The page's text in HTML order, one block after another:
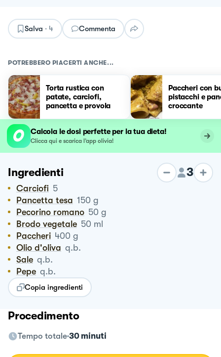
Salva · 4 Commenta
POTREBBERO PIACERTI ANCHE...
Torta rustica con
patate, carciofi,
pancetta e provola
Paccheri con
pistacchi e
croccante
Calcola le dosi perfette per la tua dieta!
Clicca qui e scarica l’app olivia!
Ingredienti 3
Carciofi 5
Pancetta tesa 150 g
Pecorino romano 50 g
Brodo vegetale 50 ml
Paccheri 400 g
Olio d'oliva q.b.
Sale q.b.
Pepe q.b.
Copia ingredienti
Procedimento
Tempo totale 30 minuti